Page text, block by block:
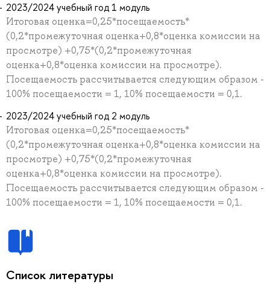
2023/2024 учебный год 1 модуль
Итоговая оценка=0,25*посещаемость*
(0,2*промежуточная оценка+0,8*оценка комиссии на
просмотре) +0,75*(0,2*промежуточная
оценка+0,8*оценка комиссии на просмотре).
Посещаемость рассчитывается следующим образом -
100% посещаемости = 1, 10% посещаемости = 0,1.
2023/2024 учебный год 2 модуль
Итоговая оценка=0,25*посещаемость*
(0,2*промежуточная оценка+0,8*оценка комиссии на
просмотре) +0,75*(0,2*промежуточная
оценка+0,8*оценка комиссии на просмотре).
Посещаемость рассчитывается следующим образом -
100% посещаемости = 1, 10% посещаемости = 0,1.
Список литературы